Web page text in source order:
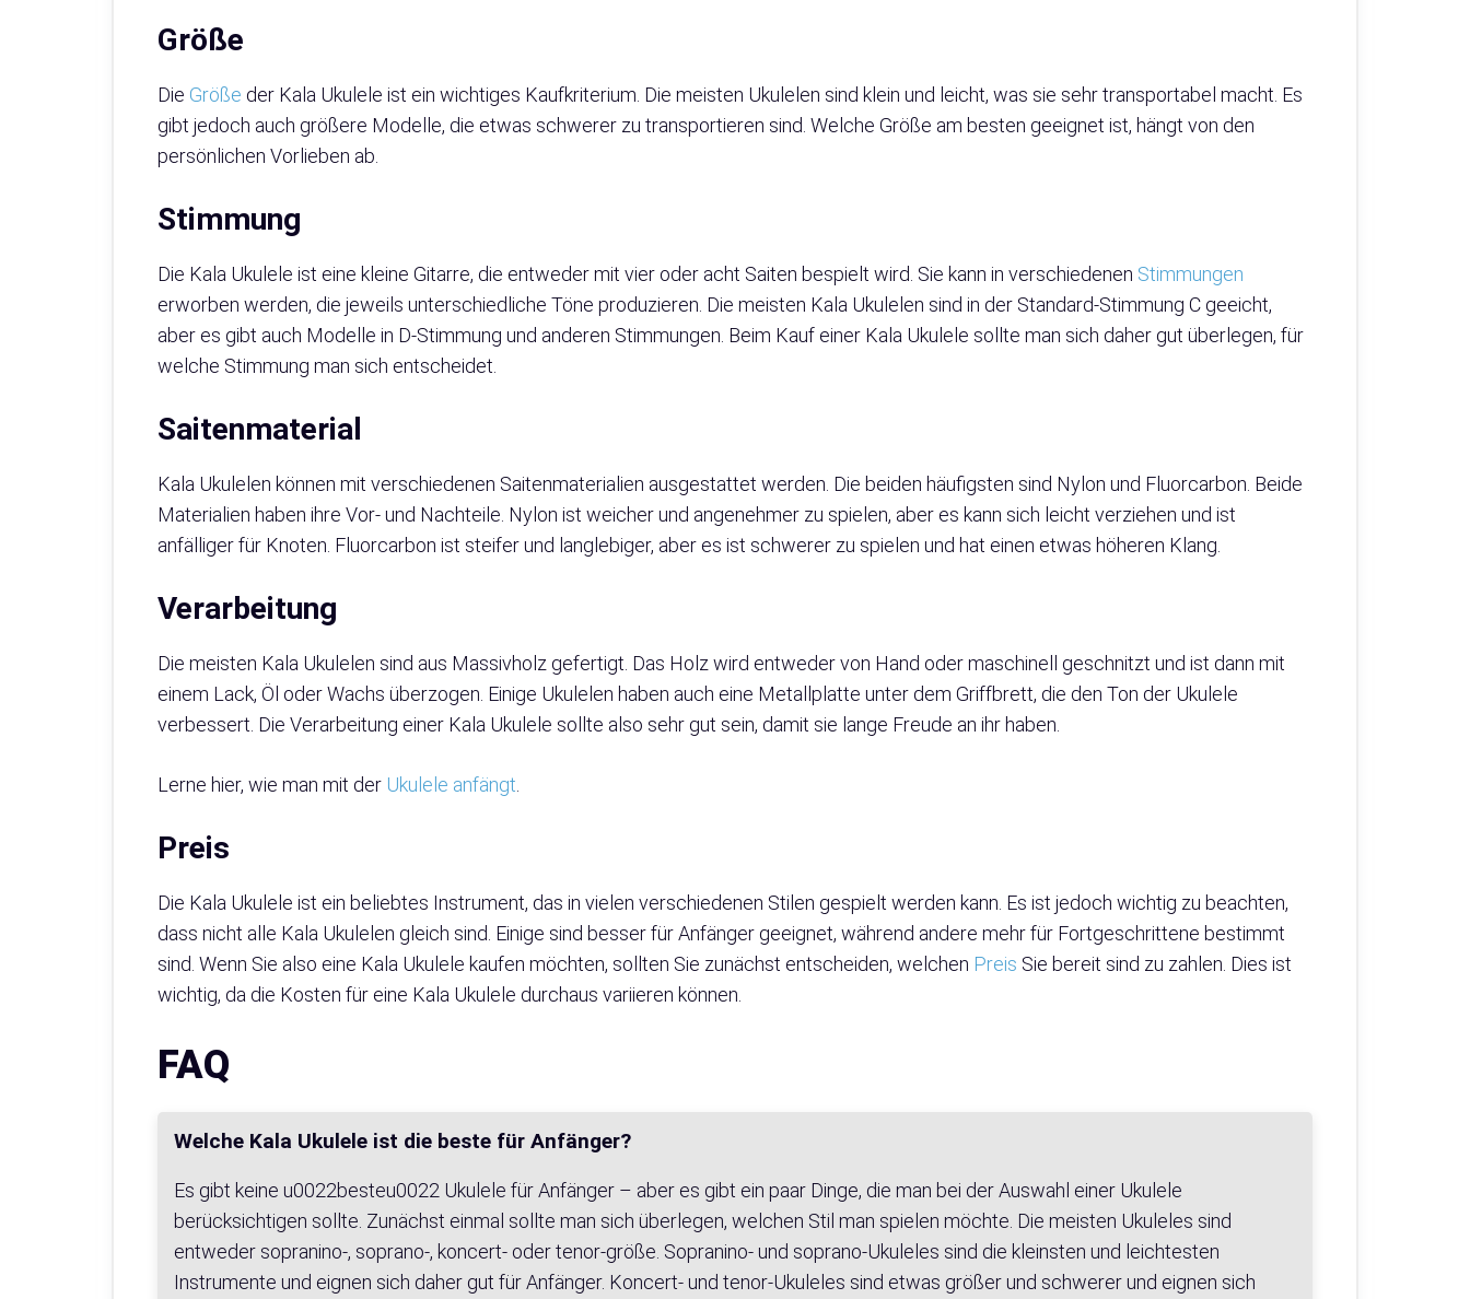
Größe
Die Größe der Kala Ukulele ist ein wichtiges Kaufkriterium. Die meisten Ukulelen sind klein und leicht, was sie sehr transportabel macht. Es
gibt jedoch auch größere Modelle, die etwas schwerer zu transportieren sind. Welche Größe am besten geeignet ist, hängt von den
persönlichen Vorlieben ab.
Stimmung
Die Kala Ukulele ist eine kleine Gitarre, die entweder mit vier oder acht Saiten bespielt wird. Sie kann in verschiedenen Stimmungen
erworben werden, die jeweils unterschiedliche Töne produzieren. Die meisten Kala Ukulelen sind in der Standard-Stimmung C geeicht,
aber es gibt auch Modelle in D-Stimmung und anderen Stimmungen. Beim Kauf einer Kala Ukulele sollte man sich daher gut überlegen, für
welche Stimmung man sich entscheidet.
Saitenmaterial
Kala Ukulelen können mit verschiedenen Saitenmaterialien ausgestattet werden. Die beiden häufigsten sind Nylon und Fluorcarbon. Beide
Materialien haben ihre Vor- und Nachteile. Nylon ist weicher und angenehmer zu spielen, aber es kann sich leicht verziehen und ist
anfälliger für Knoten. Fluorcarbon ist steifer und langlebiger, aber es ist schwerer zu spielen und hat einen etwas höheren Klang.
Verarbeitung
Die meisten Kala Ukulelen sind aus Massivholz gefertigt. Das Holz wird entweder von Hand oder maschinell geschnitzt und ist dann mit
einem Lack, Öl oder Wachs überzogen. Einige Ukulelen haben auch eine Metallplatte unter dem Griffbrett, die den Ton der Ukulele
verbessert. Die Verarbeitung einer Kala Ukulele sollte also sehr gut sein, damit sie lange Freude an ihr haben.
Lerne hier, wie man mit der Ukulele anfängt
Preis
Die Kala Ukulele ist ein beliebtes Instrument, das in vielen verschiedenen Stilen gespielt werden kann. Es ist jedoch wichtig zu beachten,
dass nicht alle Kala Ukulelen gleich sind. Einige sind besser für Anfänger geeignet, während andere mehr für Fortgeschrittene bestimmt
sind. Wenn Sie also eine Kala Ukulele kaufen möchten, sollten Sie zunächst entscheiden, welchen Preis Sie bereit sind zu zahlen. Dies ist
wichtig, da die Kosten für eine Kala Ukulele durchaus variieren können.
FAQ
Welche Kala Ukulele ist die beste für Anfänger?
Es gibt keine u0022besteu0022 Ukulele für Anfänger – aber es gibt ein paar Dinge, die man bei der Auswahl einer Ukulele
berücksichtigen sollte. Zunächst einmal sollte man sich überlegen, welchen Stil man spielen möchte. Die meisten Ukuleles sind
entweder sopranino-, soprano-, koncert- oder tenor-größe. Sopranino- und soprano-Ukuleles sind die kleinsten und leichtesten
Instrumente und eignen sich daher gut für Anfänger. Koncert- und tenor-Ukuleles sind etwas größer und schwerer und eignen sich